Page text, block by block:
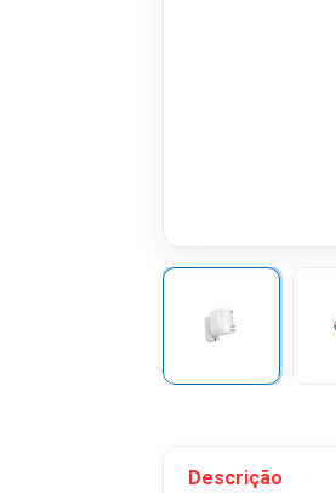
Descrição